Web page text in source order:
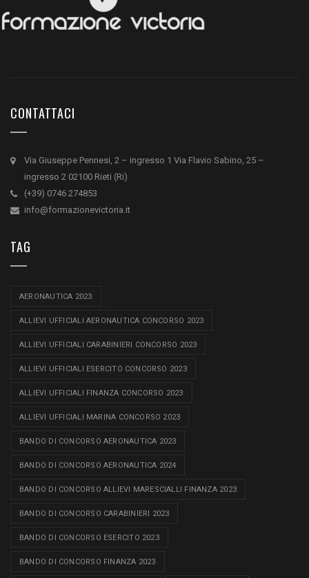
CONTATTACI
Via Giuseppe Pennesi, 2 – ingresso 1 Via Flavio Sabino, 25 –
ingresso 2 02100 Rieti (Ri)
(+39) 0746 274853
info@formazionevictoria.it
TAG
AERONAUTICA 2023
ALLIEVI UFFICIALI AERONAUTICA CONCORSO 2023
ALLIEVI UFFICIALI CARABINIERI CONCORSO 2023
ALLIEVI UFFICIALI ESERCITO CONCORSO 2023
ALLIEVI UFFICIALI FINANZA CONCORSO 2023
ALLIEVI UFFICIALI MARINA CONCORSO 2023
BANDO DI CONCORSO AERONAUTICA 2023
BANDO DI CONCORSO AERONAUTICA 2024
BANDO DI CONCORSO ALLIEVI MARESCIALLI FINANZA 2023
BANDO DI CONCORSO CARABINIERI 2023
BANDO DI CONCORSO ESERCITO 2023
BANDO DI CONCORSO FINANZA 2023